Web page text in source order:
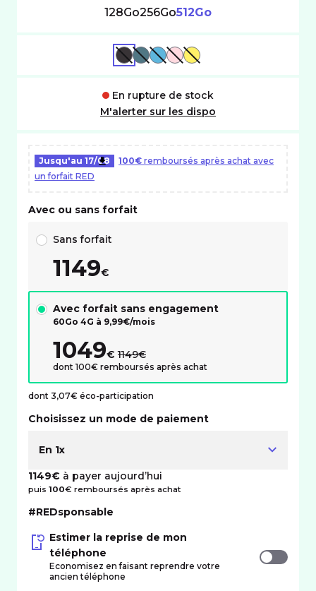
128Go256Go512Go
NOIR VERT BLEU ROSE OR
En rupture de stock
M'alerter sur les dispo
Jusqu'au 17/08 100€ remboursés après achat avec
un forfait RED
Avec ou sans forfait
Sans forfait
1149€
Avec forfait sans engagement
60Go 4G à 9,99€/mois
1049€ 1149€
dont 100€ remboursés après achat
dont 3,07€ éco-participation
Choisissez un mode de paiement
En 1x
1149€ à payer aujourd’hui
puis 100€ remboursés après achat
#REDsponsable
Estimer la reprise de mon
téléphone
Economisez en faisant reprendre votre
ancien téléphone